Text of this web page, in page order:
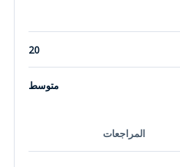
المراجعات
20
متوسط